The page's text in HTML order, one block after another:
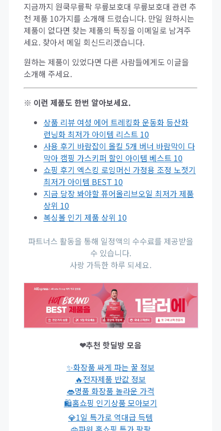
지금까지 원쿡무릎팍 무릎보호대 무릎보호대 관련 추
천 제품 10가지를 소개해 드렸습니다. 만일 원하시는
제품이 없다면 찾는 제품의 특징을 이메일로 남겨주
세요. 찾아서 메일 회신드리겠습니다.
원하는 제품이 있었다면 다른 사람들에게도 이글을
소개해 주세요.
※ 이런 제품도 한번 알아보세요.
상품 리뷰 여성 에어 트레킹화 운동화 등산화
런닝화 최저가 아이템 리스트 10
사용 후기 바람잡이 올킬 5개 버너 바람막이 다
막아 캠핑 가스키퍼 할인 아이템 베스트 10
쇼핑 후기 엑스킹 로잉머신 가정용 조정 노젓기
최저가 아이템 BEST 10
지금 당장 봐야할 퓨어올리브오일 최저가 제품
상위 10
복싱볼 인기 제품 상위 10
파트너스 활동을 통해 일정액의 수수료를 제공받을
수 있습니다.
사랑 가득한 하루 되세요.
❤추천 핫딜방 모음
✨화장품 싸게 파는 꿀 정보
🔥전자제품 반값 정보
👄명품 화장품 놀라운 가격
🛍홈쇼핑 인기상품 모아보기
💎1일 특가로 역대급 득템